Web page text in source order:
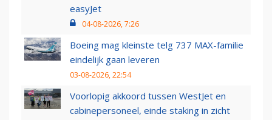
easyJet
04-08-2026, 7:26
Boeing mag kleinste telg 737 MAX-familie
eindelijk gaan leveren
03-08-2026, 22:54
Voorlopig akkoord tussen WestJet en
cabinepersoneel, einde staking in zicht